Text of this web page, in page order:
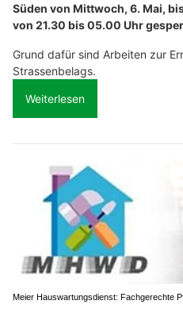
Süden von Mittwoch, 6. Mai,
von 21.30 bis 05.00 Uhr
Grund dafür sind Arbeiten zur
Strassenbelags.
Weiterlesen
Meier Hauswartungsdienst: Fachgerechte